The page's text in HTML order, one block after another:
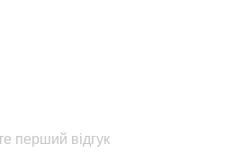
перший відгук